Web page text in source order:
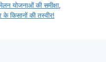
योजनाओं की समीक्षा,
के किसानों की तस्वीर!